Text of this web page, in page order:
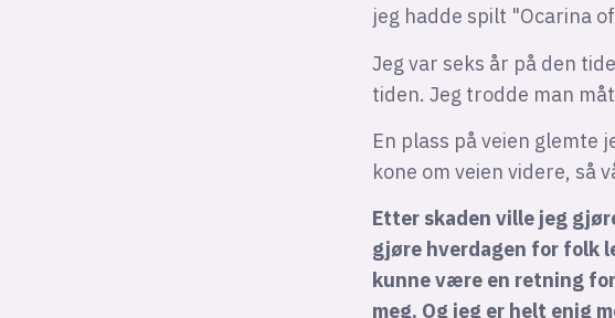
jeg hadde spilt "Ocarina
Jeg var seks år på den
tiden. Jeg trodde man
En plass på veien glemte
kone om veien videre, så
Etter skaden ville jeg
gjøre hverdagen for folk
kunne være en retning
meg. Og jeg er helt enig